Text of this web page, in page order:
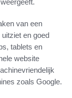
van een
en goed
tablets en
website
zoals Google.